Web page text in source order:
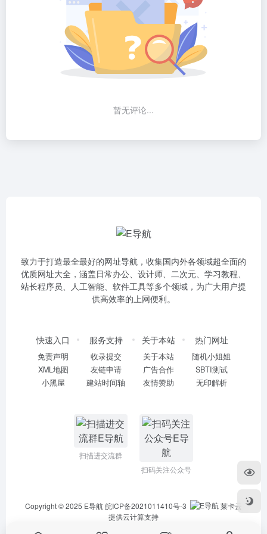
暂无评论...
致力于打造最全最好的网址导航，收集国内外各领域超全面的
优质网址大全，涵盖日常办公、设计师、二次元、学习教程、
站长程序员、人工智能、软件工具等多个领域，为广大用户提
供高效率的上网便利。
快速入口
免责声明
XML地图
小黑屋
服务支持
收录提交
友链申请
建站时间轴
关于本站
关于本站
广告合作
友情赞助
热门网址
随机小姐姐
SBTI测试
无印解析
扫描进交流群
扫码关注公众号
Copyright © 2025 E导航皖ICP备2021011410号-3
莱卡云
提供云计算支持